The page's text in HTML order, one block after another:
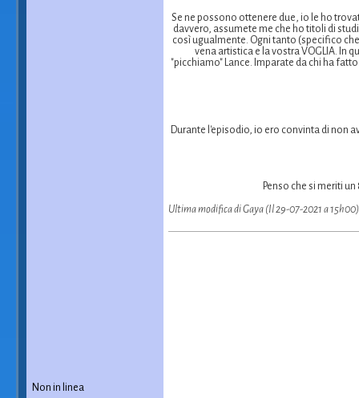
Se ne possono ottenere due, io le ho
davvero, assumete me che ho titoli di
così ugualmente. Ogni tanto (specifico
vena artistica e la vostra VOGLIA. In
"picchiamo" Lance. Imparate da chi ha fatto
Durante l'episodio, io ero convinta di non
Penso che si meriti
Ultima modifica di Gaya (Il 29-07-2021 a 15h00)
Non in linea